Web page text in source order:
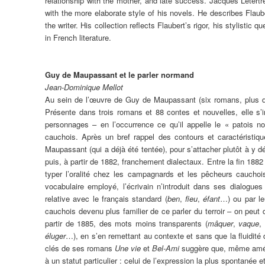
with the more elaborate style of his novels. He describes
the writer. His collection reflects Flaubert’s rigor, his stylistic
in French literature.
Guy de Maupassant et le parler normand
Jean-Dominique Mellot
Au sein de l’œuvre de Guy de Maupassant (six romans,
Présente dans trois romans et 88 contes et nouvelles, elle
personnages – en l’occurrence ce qu’il appelle le « patois
cauchois. Après un bref rappel des contours et
Maupassant (qui a déjà été tentée), pour s’attacher plutôt à y
puis, à partir de 1882, franchement dialectaux. Entre la fin
typer l’oralité chez les campagnards et les pêcheurs
vocabulaire employé, l’écrivain n’introduit dans ses
relative avec le français standard (ben, fieu,éfant…) ou par
cauchois devenu plus familier de ce parler du terroir – on
partir de 1885, des mots moins transparents (mâquer, vaque,
éluger…), en s’en remettant au contexte et sans que la fluidité
clés de ses romans Une vie et Bel-Amisuggère que, même
à un statut particulier : celui de l’expression la plus spontanée